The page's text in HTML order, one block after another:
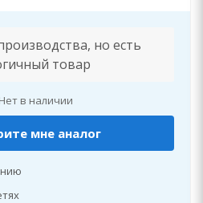
но есть
товар
Нет в наличии
мне аналог